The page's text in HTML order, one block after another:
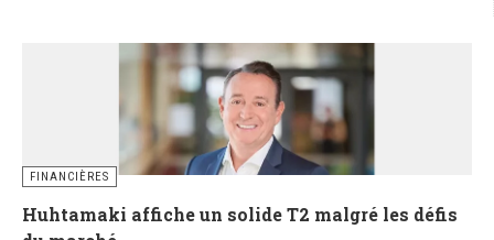
FINANCIÈRES
Huhtamaki affiche un solide T2 malgré les défis